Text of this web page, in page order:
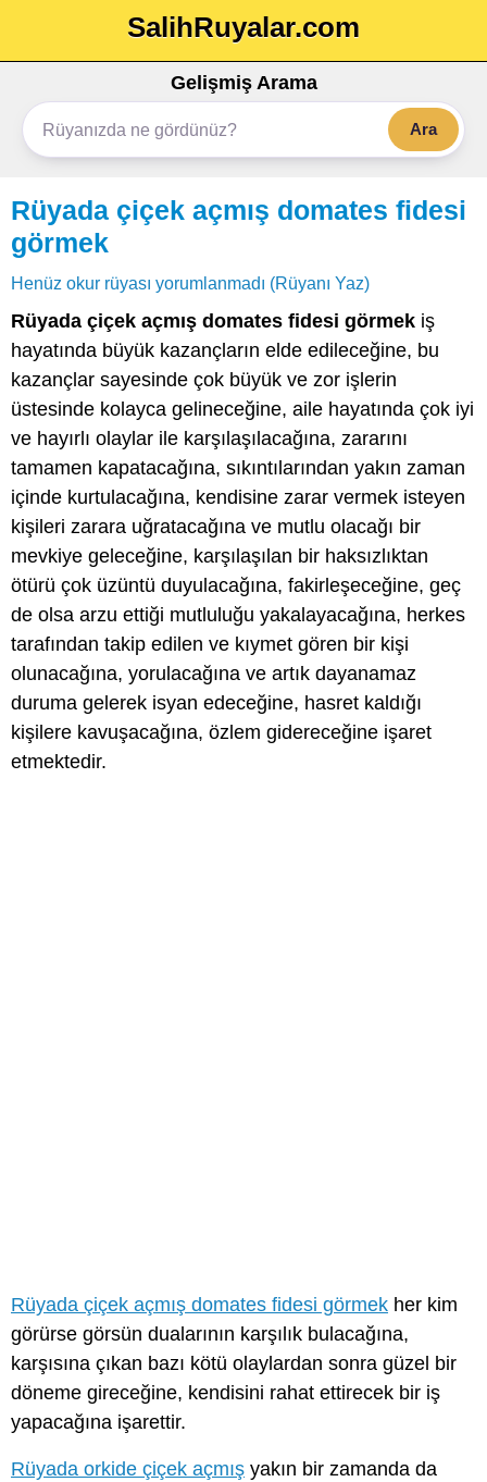
SalihRuyalar.com
Gelişmiş Arama
Ara
Rüyada çiçek açmış domates fidesi
görmek
Henüz okur rüyası yorumlanmadı (Rüyanı Yaz)
Rüyada çiçek açmış domates fidesi görmek iş
hayatında büyük kazançların elde edileceğine, bu
kazançlar sayesinde çok büyük ve zor işlerin
üstesinde kolayca gelineceğine, aile hayatında çok iyi
ve hayırlı olaylar ile karşılaşılacağına, zararını
tamamen kapatacağına, sıkıntılarından yakın zaman
içinde kurtulacağına, kendisine zarar vermek isteyen
kişileri zarara uğratacağına ve mutlu olacağı bir
mevkiye geleceğine, karşılaşılan bir haksızlıktan
ötürü çok üzüntü duyulacağına, fakirleşeceğine, geç
de olsa arzu ettiği mutluluğu yakalayacağına, herkes
tarafından takip edilen ve kıymet gören bir kişi
olunacağına, yorulacağına ve artık dayanamaz
duruma gelerek isyan edeceğine, hasret kaldığı
kişilere kavuşacağına, özlem gidereceğine işaret
etmektedir.
Rüyada çiçek açmış domates fidesi görmek her kim
görürse görsün dualarının karşılık bulacağına,
karşısına çıkan bazı kötü olaylardan sonra güzel bir
döneme gireceğine, kendisini rahat ettirecek bir iş
yapacağına işarettir.
Rüyada orkide çiçek açmış yakın bir zamanda da